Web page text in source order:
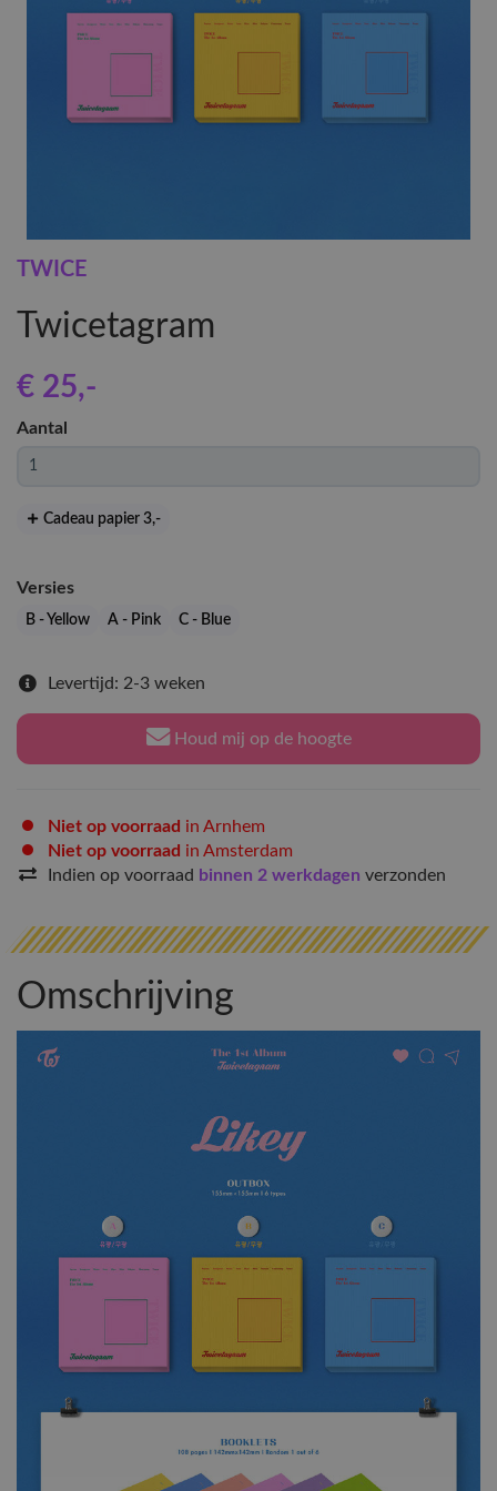
TWICE
Twicetagram
€ 25,-
Aantal
Cadeau papier 3,-
Versies
B - Yellow A - Pink C - Blue
Levertijd: 2-3 weken
Houd mij op de hoogte
Niet op voorraad in Arnhem
Niet op voorraad in Amsterdam
Indien op voorraad binnen 2 werkdagen verzonden
Omschrijving